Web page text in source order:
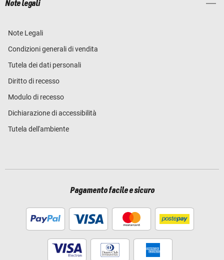
Note legali
Note Legali
Condizioni generali di vendita
Tutela dei dati personali
Diritto di recesso
Modulo di recesso
Dichiarazione di accessibilità
Tutela dell'ambiente
Pagamento facile e sicuro